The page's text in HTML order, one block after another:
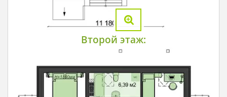
Второй этаж: